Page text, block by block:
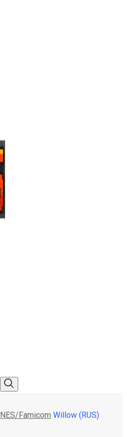
NES/Famicom Willow (RUS)